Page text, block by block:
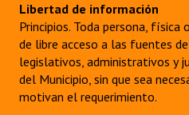
Libertad de información
Principios. Toda persona, física
de libre acceso a las fuentes
legislativos, administrativos y
del Municipio, sin que sea
motivan el requerimiento.